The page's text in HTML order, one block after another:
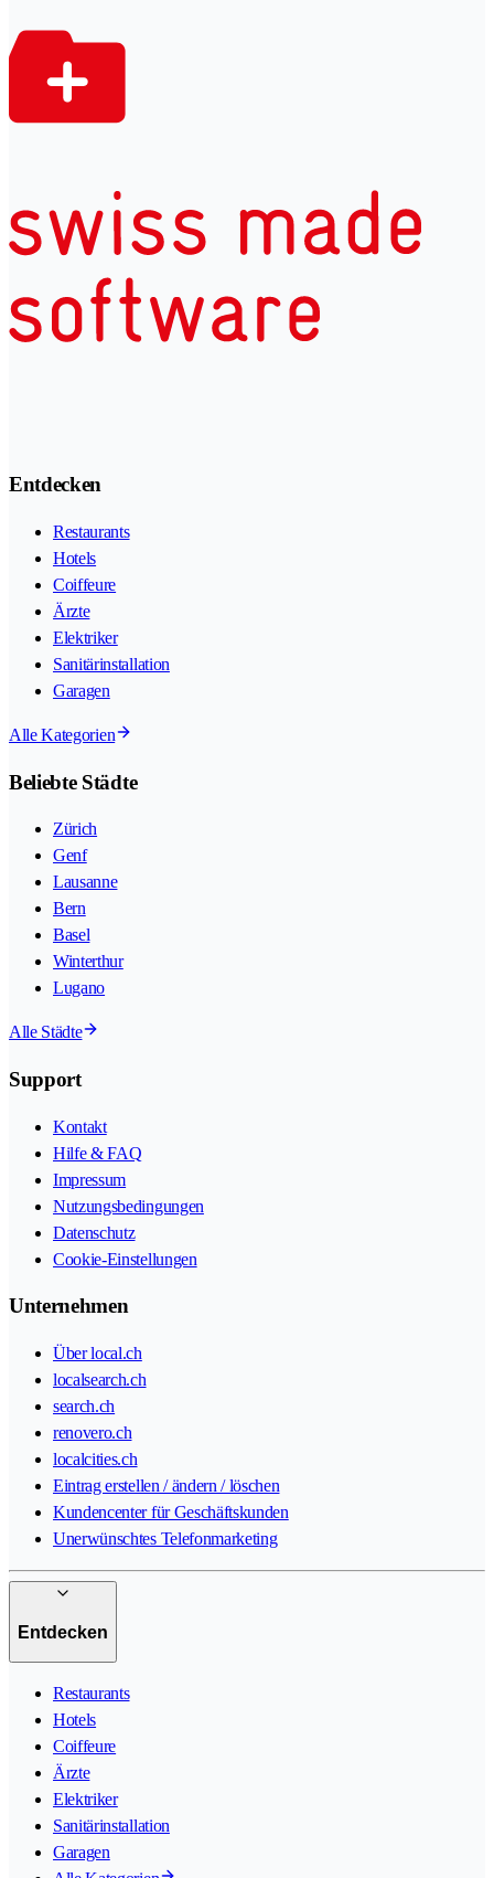
Entdecken
Restaurants
Hotels
Coiffeure
Ärzte
Elektriker
Sanitärinstallation
Garagen
Alle Kategorien
Beliebte Städte
Zürich
Genf
Lausanne
Bern
Basel
Winterthur
Lugano
Alle Städte
Support
Kontakt
Hilfe & FAQ
Impressum
Nutzungsbedingungen
Datenschutz
Cookie-Einstellungen
Unternehmen
Über local.ch
localsearch.ch
search.ch
renovero.ch
localcities.ch
Eintrag erstellen / ändern / löschen
Kundencenter für Geschäftskunden
Unerwünschtes Telefonmarketing
Entdecken
Restaurants
Hotels
Coiffeure
Ärzte
Elektriker
Sanitärinstallation
Garagen